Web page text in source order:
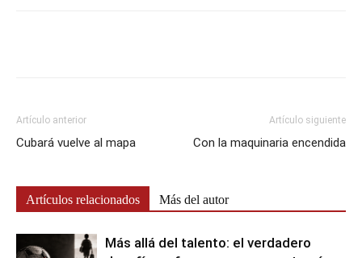
Artículo anterior
Cubará vuelve al mapa
Artículo siguiente
Con la maquinaria encendida
Artículos relacionados Más del autor
Más allá del talento: el verdadero